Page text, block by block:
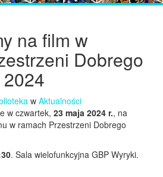
na film w
Dobrego
w Aktualności
w czwartek, 23 maja 2024 r., na
w ramach Przestrzeni Dobrego
. Sala wielofunkcyjna GBP Wyryki.